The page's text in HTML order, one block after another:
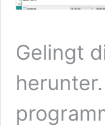
Gelingt